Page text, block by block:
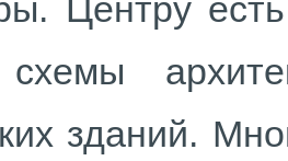
Центру
зданий.